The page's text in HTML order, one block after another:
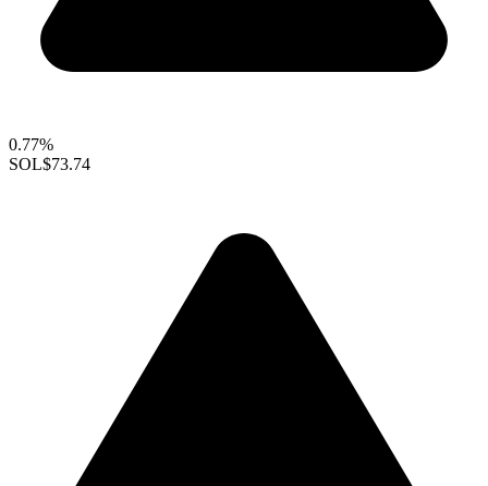
0.77%
SOL$73.74